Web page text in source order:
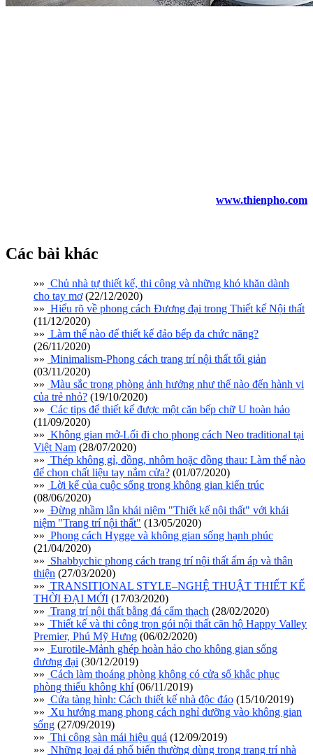
www.thienpho.com
Các bài khác
»» Chủ nhà tự thiết kế, thi công và những khó khăn dành
cho tay mơ(22/12/2020)
»» Hiểu rõ về phong cách Đương đại trong Thiết kế Nội thất
(11/12/2020)
»» Làm thế nào để thiết kế đảo bếp đa chức năng?
(26/11/2020)
»» Minimalism-Phong cách trang trí nội thất tối giản
(03/11/2020)
»» Màu sắc trong phòng ảnh hưởng như thế nào đến hành vi
của trẻ nhỏ? (19/10/2020)
»» Các tips để thiết kế được một căn bếp chữ U hoàn hảo
(11/09/2020)
»» Không gian mở-Lối đi cho phong cách Neo traditional tại
Việt Nam (28/07/2020)
»» Thép không gỉ, đồng, nhôm hoặc đồng thau: Làm thế nào
để chọn chất liệu tay nắm cửa? (01/07/2020)
»» Lời kể của cuộc sống trong không gian kiến trúc
(08/06/2020)
»» Đừng nhầm lẫn khái niệm "Thiết kế nội thất" với khái
niệm "Trang trí nội thất" (13/05/2020)
»» Phong cách Hygge và không gian sống hạnh phúc
(21/04/2020)
»» Shabbychic phong cách trang trí nội thất ấm áp và thân
thiện (27/03/2020)
»» TRANSITIONAL STYLE–NGHỆ THUẬT THIẾT KẾ
THỜI ĐẠI MỚI (17/03/2020)
»» Trang trí nội thất bằng đá cẩm thạch (28/02/2020)
»» Thiết kế và thi công trọn gói nội thất căn hộ Happy Valley
Premier, Phú Mỹ Hưng (06/02/2020)
»» Eurotile-Mảnh ghép hoàn hảo cho không gian sống
đương đại (30/12/2019)
»» Cách làm thoáng phòng không có cửa sổ khắc phục
phòng thiếu không khí(06/11/2019)
»» Cửa tàng hình: Cách thiết kế nhà độc đáo (15/10/2019)
»» Xu hướng mang phong cách nghỉ dưỡng vào không gian
sống (27/09/2019)
»» Thi công sàn mái hiệu quả (12/09/2019)
»» Những loại đá phổ biến thường dùng trong trang trí nhà